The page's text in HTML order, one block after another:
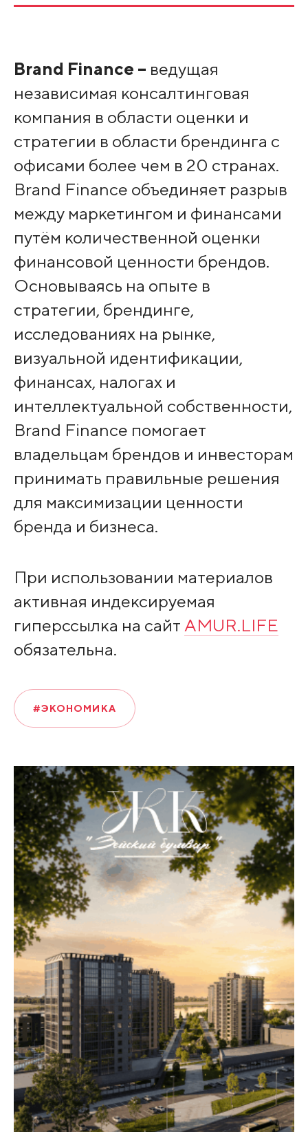
Brand Finance – ведущая
независимая консалтинговая
компания в области оценки и
стратегии в области брендинга с
офисами более чем в 20 странах.
Brand Finance объединяет разрыв
между маркетингом и финансами
путём количественной оценки
финансовой ценности брендов.
Основываясь на опыте в
стратегии, брендинге,
исследованиях на рынке,
визуальной идентификации,
финансах, налогах и
интеллектуальной собственности,
Brand Finance помогает
владельцам брендов и инвесторам
принимать правильные решения
для максимизации ценности
бренда и бизнеса.
При использовании материалов
активная индексируемая
гиперссылка на сайт AMUR.LIFE
обязательна.
#ЭКОНОМИКА